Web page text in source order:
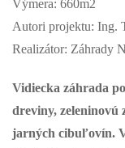
Výmera: 660m2
Autori projektu: Ing.
Realizátor: Záhrady
Vidiecka záhrada
dreviny, zeleninovú
jarných cibuľovín.